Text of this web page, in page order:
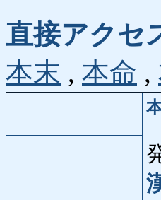
直接アクセ
本末 , 本命 ,